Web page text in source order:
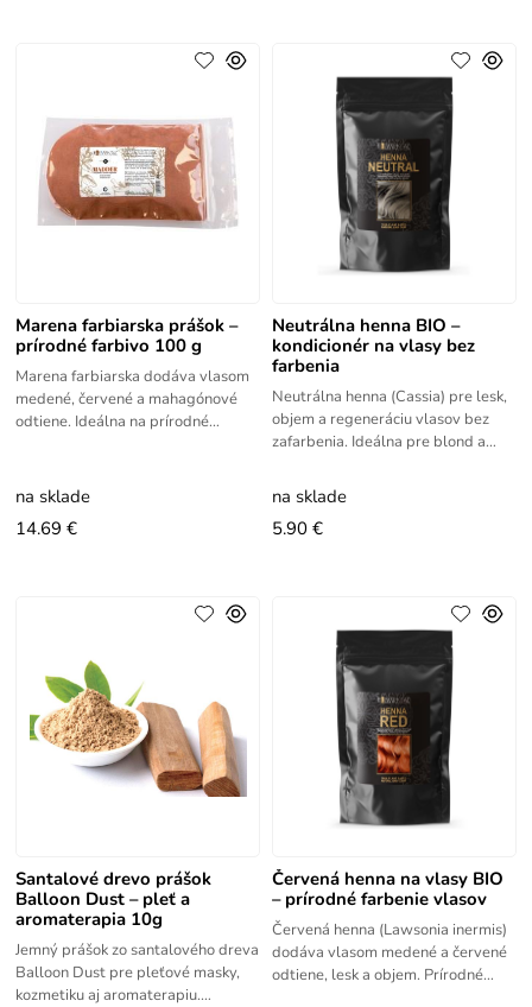
Marena farbiarska prášok –
prírodné farbivo 100 g
Marena farbiarska dodáva vlasom
medené, červené a mahagónové
odtiene. Ideálna na prírodné
na sklade
14.69 €
Neutrálna henna BIO –
kondicionér na vlasy bez
farbenia
Neutrálna henna (Cassia) pre lesk,
objem a regeneráciu vlasov bez
zafarbenia. Ideálna pre blond a
je naturálny rastlinný
na sklade
5.90 €
Santalové drevo prášok
Balloon Dust – pleť a
aromaterapia 10g
Jemný prášok zo santalového dreva
Balloon Dust pre pleťové masky,
kozmetiku aj aromaterapiu.
Červená henna na vlasy BIO
– prírodné farbenie vlasov
Červená henna (Lawsonia inermis)
dodáva vlasom medené a červené
odtiene, lesk a objem. Prírodné